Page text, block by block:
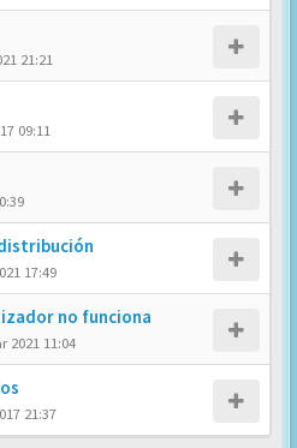
21:21
09:11
17:49
no funciona
2021 11:04
21:37